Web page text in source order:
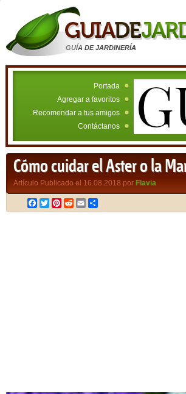
GUÍA DE JARDINERÍA
Portada
Agregar a favoritos
Recomendar a tus amigos
Contáctanos
Cómo cuidar el Aster o la
Artículo Publicado el 16.08.2018 por Flavia
Facebook
TwitterPinterest
RedditEmail